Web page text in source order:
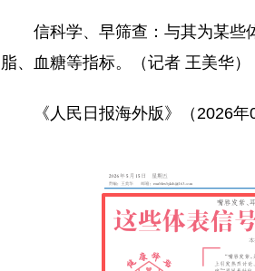
信科学、早筛查：与其为某些
脂、血糖等指标。（记者 王美华）
《人民日报海外版》（2026